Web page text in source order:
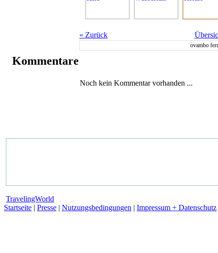
« Zurück
ovambo
Kommentare
Noch kein Kommentar vorhanden ...
TravelingWorld
Startseite | Presse | Nutzungsbedingungen | Impressum + Datenschutz